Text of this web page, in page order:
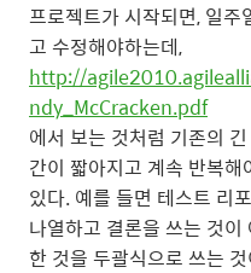
프로젝트가 시작되면, 일
고 수정해야하는데,
http://
ndy_McCracken.pdf
에서 보는 것처럼 기존의
간이 짧아지고 계속 반복
있다. 예를 들면 테스트 리
나열하고 결론을 쓰는 것
한 것을 두괄식으로 쓰는